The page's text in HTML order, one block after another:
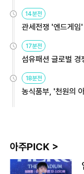
14분전
관세전쟁 '엔드게
17분전
섬유패션 글로벌
18분전
농식품부, '천원의
아주PICK >